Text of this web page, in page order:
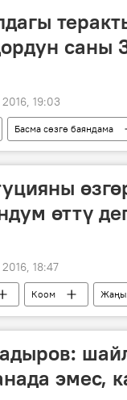
саны
19:03
Басма сөзгө баяндама
жардыруу
өттү
18:47
Коом
менен Конституцияга
эмес,